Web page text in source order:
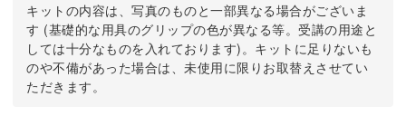
キットの内容は、写真のものと一部異なる場合がございま
す (基礎的な用具のグリップの色が異なる等。受講の用途と
しては十分なものを入れております)。キットに足りないも
のや不備があった場合は、未使用に限りお取替えさせてい
ただきます。